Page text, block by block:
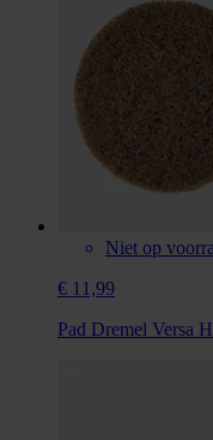
Niet op
€ 11,99
Pad Dremel Versa